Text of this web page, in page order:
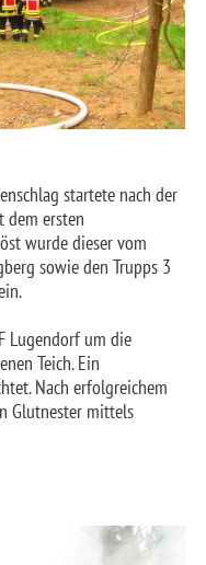
startete nach der
dem ersten
wurde dieser vom
sowie den Trupps 3
Lugendorf um die
Teich. Ein
Nach erfolgreichem
Glutnester mittels